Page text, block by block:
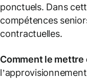
ponctuels. Dans
compétences
contractuelles.
Comment le mettre